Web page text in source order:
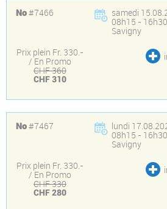
No#7466 samedi
08h15 - 16h30
Savigny
Prix plein Fr. 330.-
/ En Promo
CHF 360
CHF 310
No#7467 lundi
08h15 - 16h30
Savigny
Prix plein Fr. 330.-
/ En Promo
CHF 330
CHF 280